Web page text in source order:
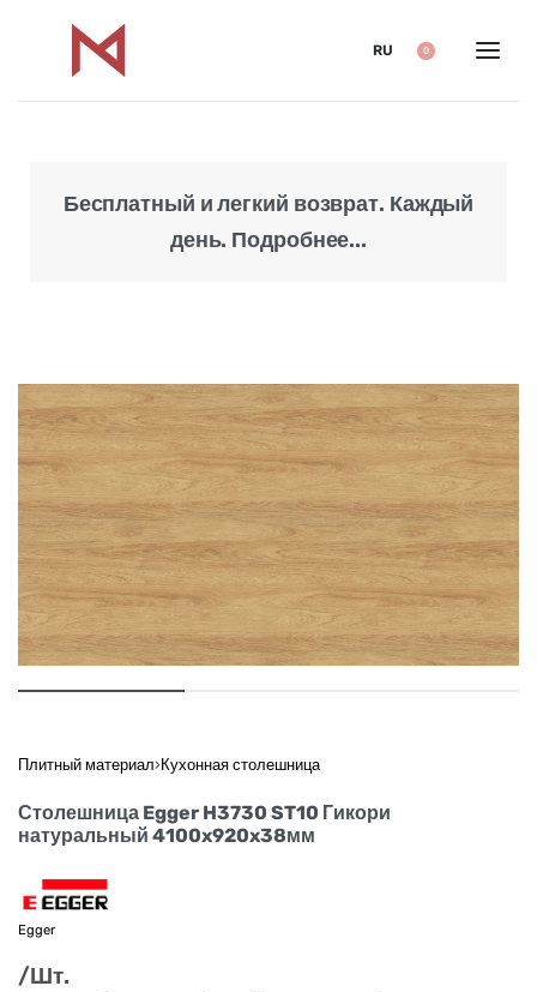
RU 0
Бесплатный и легкий возврат. Каждый
день. Подробнее...
Плитный материал› Кухонная столешница
Столешница Egger H3730 ST10 Гикори
натуральный 4100x920x38мм
Egger
/Шт.